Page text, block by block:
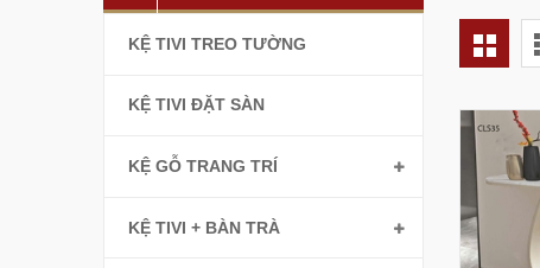
KỆ TIVI TREO TƯỜNG
KỆ TIVI ĐẶT SÀN
KỆ GỖ TRANG TRÍ
KỆ TIVI + BÀN TRÀ